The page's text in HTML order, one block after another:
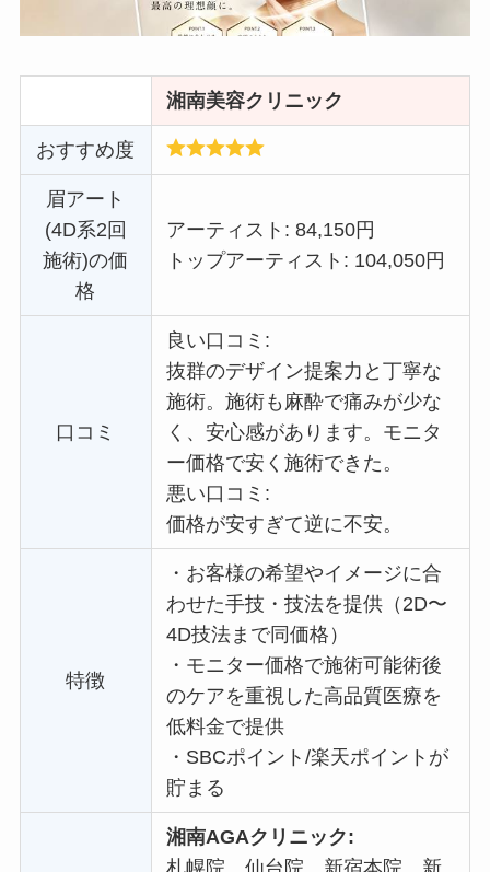
湘南美容クリニック
おすすめ度
眉アート
(4D系2回
施術)の価
格
アーティスト: 84,150円
トップアーティスト: 104,050円
口コミ
良い口コミ:
抜群のデザイン提案力と丁寧な
施術。施術も麻酔で痛みが少な
く、安心感があります。 モニタ
ー価格で安く施術できた。
悪い口コミ:
価格が安すぎて逆に不安。
特徴
・ お客様の希望やイメージに合
わせた手技・技法を提供（2D〜
4D技法まで同価格）
・ モニター価格で施術可能術後
のケアを重視した高品質医療を
低料金で提供
・ SBCポイント/楽天ポイントが
貯まる
湘南AGAクリニック: